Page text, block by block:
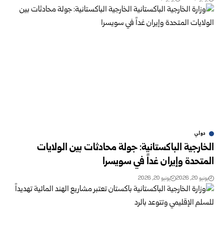
دولي
الخارجية الباكستانية: جولة محادثات بين الولايات
المتحدة وإيران غداً في سويسرا
يونيو 20, 2026 يونيو 20, 2026